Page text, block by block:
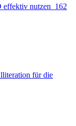
effektiv nutzen 162
für die